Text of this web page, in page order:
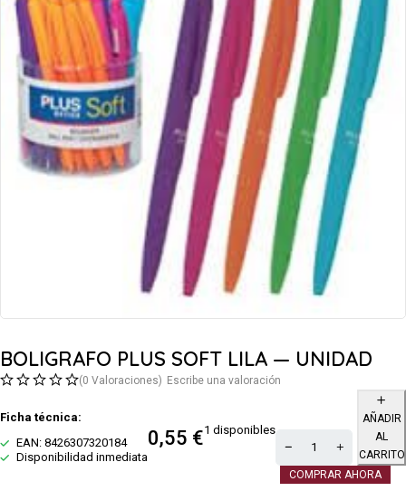
BOLIGRAFO PLUS SOFT LILA — UNIDAD
(0 Valoraciones) Escribe una valoración
Ficha técnica:
EAN: 8426307320184
Disponibilidad inmediata
0,55 €1 disponibles
AÑADIR
AL
CARRITO
COMPRAR AHORA